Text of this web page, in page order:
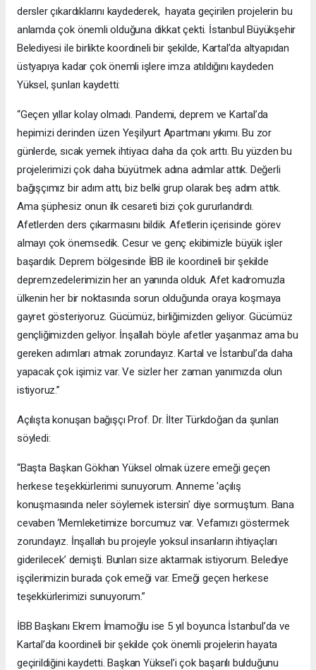
dersler çıkardıklarını kaydederek, hayata geçirilen projelerin bu
anlamda çok önemli olduğuna dikkat çekti. İstanbul Büyükşehir
Belediyesi ile birlikte koordineli bir şekilde, Kartal’da altyapıdan
üstyapıya kadar çok önemli işlere imza atıldığını kaydeden
Yüksel, şunları kaydetti:
“Geçen yıllar kolay olmadı. Pandemi, deprem ve Kartal’da
hepimizi derinden üzen Yeşilyurt Apartmanı yıkımı. Bu zor
günlerde, sıcak yemek ihtiyacı daha da çok arttı. Bu yüzden bu
projelerimizi çok daha büyütmek adına adımlar attık. Değerli
bağışçımız bir adım attı, biz belki grup olarak beş adım attık.
Ama şüphesiz onun ilk cesareti bizi çok gururlandırdı.
Afetlerden ders çıkarmasını bildik. Afetlerin içerisinde görev
almayı çok önemsedik. Cesur ve genç ekibimizle büyük işler
başardık. Deprem bölgesinde İBB ile koordineli bir şekilde
depremzedelerimizin her an yanında olduk. Afet kadromuzla
ülkenin her bir noktasında sorun olduğunda oraya koşmaya
gayret gösteriyoruz. Gücümüz, birliğimizden geliyor. Gücümüz
gençliğimizden geliyor. İnşallah böyle afetler yaşanmaz ama bu
gereken adımları atmak zorundayız. Kartal ve İstanbul’da daha
yapacak çok işimiz var. Ve sizler her zaman yanımızda olun
istiyoruz.”
Açılışta konuşan bağışçı Prof. Dr. İlter Türkdoğan da şunları
söyledi:
“Başta Başkan Gökhan Yüksel olmak üzere emeği geçen
herkese teşekkürlerimi sunuyorum. Anneme 'açılış
konuşmasında neler söylemek istersin' diye sormuştum. Bana
cevaben ‘Memleketimize borcumuz var. Vefamızı göstermek
zorundayız. İnşallah bu projeyle yoksul insanların ihtiyaçları
giderilecek’ demişti. Bunları size aktarmak istiyorum. Belediye
işçilerimizin burada çok emeği var. Emeği geçen herkese
teşekkürlerimizi sunuyorum.”
İBB Başkanı Ekrem İmamoğlu ise 5 yıl boyunca İstanbul’da ve
Kartal’da koordineli bir şekilde çok önemli projelerin hayata
geçirildiğini kaydetti. Başkan Yüksel’i çok başarılı bulduğunu